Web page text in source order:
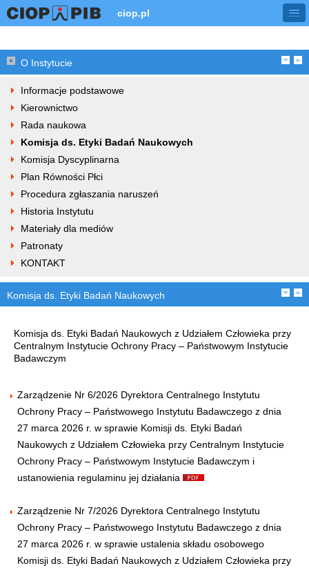
ciop.pl
O Instytucie
Informacje podstawowe
Kierownictwo
Rada naukowa
Komisja ds. Etyki Badań Naukowych
Komisja Dyscyplinarna
Plan Równości Płci
Procedura zgłaszania naruszeń
Historia Instytutu
Materiały dla mediów
Patronaty
KONTAKT
Komisja ds. Etyki Badań Naukowych
Komisja ds. Etyki Badań Naukowych z Udziałem Człowieka przy
Centralnym Instytucie Ochrony Pracy – Państwowym Instytucie
Badawczym
Zarządzenie Nr 6/2026 Dyrektora Centralnego Instytutu
Ochrony Pracy – Państwowego Instytutu Badawczego z dnia
27 marca 2026 r. w sprawie Komisji ds. Etyki Badań
Naukowych z Udziałem Człowieka przy Centralnym Instytucie
Ochrony Pracy – Państwowym Instytucie Badawczym i
ustanowienia regulaminu jej działania
Zarządzenie Nr 7/2026 Dyrektora Centralnego Instytutu
Ochrony Pracy – Państwowego Instytutu Badawczego z dnia
27 marca 2026 r. w sprawie ustalenia składu osobowego
Komisji ds. Etyki Badań Naukowych z Udziałem Człowieka przy